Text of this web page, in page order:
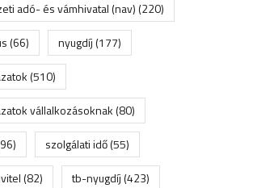
adó- és vámhivatal (nav)(220)
(66) nyugdíj(177)
(510)
vállalkozásoknak(80)
szolgálati idő(55)
(82) tb-nyugdíj(423)